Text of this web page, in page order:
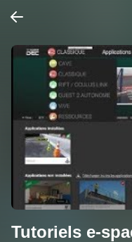
Tutoriels e-